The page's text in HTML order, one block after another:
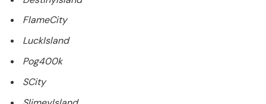
FlameCity
LuckIsland
Pog400k
SCity